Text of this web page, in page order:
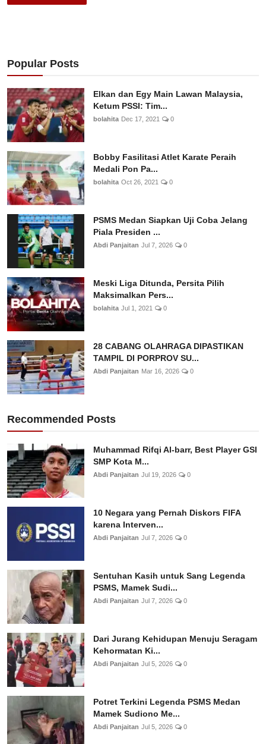
Popular Posts
Elkan dan Egy Main Lawan Malaysia,
Ketum PSSI: Tim...
bolahita Dec 17, 2021 0
Bobby Fasilitasi Atlet Karate Peraih
Medali Pon Pa...
bolahita Oct 26, 2021 0
PSMS Medan Siapkan Uji Coba Jelang
Piala Presiden ...
Abdi Panjaitan Jul 7, 2026 0
Meski Liga Ditunda, Persita Pilih
Maksimalkan Pers...
bolahita Jul 1, 2021 0
28 CABANG OLAHRAGA DIPASTIKAN
TAMPIL DI PORPROV SU...
Abdi Panjaitan Mar 16, 2026 0
Recommended Posts
Muhammad Rifqi Al-barr, Best Player GSI
SMP Kota M...
Abdi Panjaitan Jul 19, 2026 0
10 Negara yang Pernah Diskors FIFA
karena Interven...
Abdi Panjaitan Jul 7, 2026 0
Sentuhan Kasih untuk Sang Legenda
PSMS, Mamek Sudi...
Abdi Panjaitan Jul 7, 2026 0
Dari Jurang Kehidupan Menuju Seragam
Kehormatan Ki...
Abdi Panjaitan Jul 5, 2026 0
Potret Terkini Legenda PSMS Medan
Mamek Sudiono Me...
Abdi Panjaitan Jul 5, 2026 0